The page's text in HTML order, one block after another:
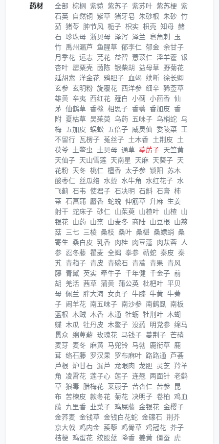
药材 全部 棕榈 紫菀 紫苏子 紫苏叶 紫苏梗 紫
石英 自然铜 紫草 猪牙皂 朱砂根 朱砂 竹
茹 猪苓 肿节风 栀子 枳实 枳壳 知母 赭
石 珍珠母 浙贝母 泽泻 泽兰 皂角刺 玉
竹 禹州漏芦 鱼腥草 郁李仁 郁金 余甘子
月季花 远志 芫花 益智 薏苡仁 淫羊藿 银
杏叶 罂粟壳 茵陈 银柴胡 益母草 野菊花
延胡索 洋金花 鸦胆子 血竭 续断 徐长卿
玄参 玄明粉 旋覆花 西洋参 细辛 豨莶草
雄黄 辛夷 西红花 薤白 小蓟 小茴香 仙
茅 仙鹤草 香橼 相思子 香薷 香加皮 香
附 夏枯草 吴茱萸 乌药 五味子 乌梢蛇 乌
梅 五加皮 蜈蚣 五倍子 威灵仙 委陵菜 王
不留行 瓦楞子 菟丝子 土木香 土荆皮 土
茯苓 土鳖虫 土贝母 通草 葶苈子 天竺黄
天仙子 天山雪莲 天南星 天麻 天葵子 天
花粉 天冬 桃仁 檀香 太子参 锁阳 苏木
酸枣仁 丝瓜络 水蛭 水牛角 水红花子 水
飞蓟 石韦 使君子 石决明 石斛 石膏 柿
蒂 石菖蒲 麝香 蛇蜕 伸筋草 升麻 生姜
射干 蛇床子 砂仁 山茱萸 山楂叶 山楂 山
银花 山药 山柰 山麦冬 商陆 山豆根 山慈
菇 三七 三棱 桑枝 桑叶 桑椹 桑螵蛸 桑
寄生 桑白皮 乳香 肉桂 肉豆蔻 肉苁蓉 人
参 忍冬藤 瞿麦 全蝎 拳参 蕲蛇 秦皮 秦
艽 青葙子 青皮 青礞石 青蒿 青果 青风
藤 青黛 芡实 牵牛子 千年健 千金子 前
胡 羌活 茜草 蒲黄 蒲公英 枇杷叶 平贝
母 佩兰 胖大海 女贞子 牛膝 牛黄 牛蒡
子 闹羊花 南五味子 南沙参 南鹤虱 南板
蓝根 木贼 木香 木通 牡蛎 牡荆叶 木蝴
蝶 木瓜 牡丹皮 木鳖子 没药 明党参 绵马
贯众 绵萆薢 玫瑰花 马钱子 蔓荆子 芒硝
麦芽 麦冬 麻黄 马兜铃 马勃 鹿衔草 鹿
茸 络石藤 罗汉果 罗布麻叶 路路通 芦荟
芦根 炉甘石 漏芦 龙眼肉 龙胆 灵芝 羚羊
角 凌霄花 莲子心 莲子 连翘 两面针 老鹳
草 狼毒 腊梅花 莱菔子 苦杏仁 苦参 昆
布 苦楝皮 款冬花 菊花 决明子 卷柏 鸡血
藤 九里香 韭菜子 鸡屎藤 金银花 金樱子
金荞麦 金钱草 金钱白花蛇 金礞石 荆芥
京大戟 鸡内金 蒺藜 鸡骨草 鸡冠花 芥子
桔梗 鸡蛋花 绞股蓝 降香 姜黄 僵蚕 虎